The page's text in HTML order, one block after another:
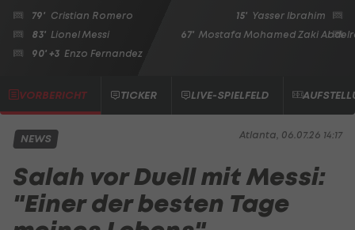
79' Cristian Romero
83' Lionel Messi
90' +3 Enzo Fernandez
15' Yasser Ibrahim
67' Mostafa Mohamed Zaki
VORBERICHT TICKER LIVE-SPIELFELD
Atlanta, 06.07.26 14:17
NEWS
Salah vor Duell mit Messi:
"Einer der besten Tage